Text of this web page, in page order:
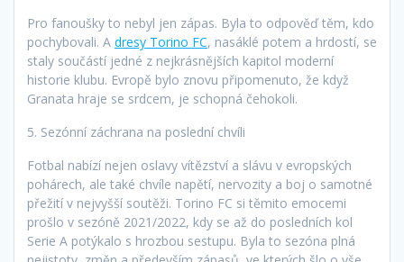
Pro fanoušky to nebyl jen zápas. Byla to odpověď těm, kdo
pochybovali. A dresy Torino FC, nasáklé potem a hrdostí, se
staly součástí jedné z nejkrásnějších kapitol moderní
historie klubu. Evropě bylo znovu připomenuto, že když
Granata hraje se srdcem, je schopná čehokoli.
5. Sezónní záchrana na poslední chvíli
Fotbal nabízí nejen oslavy vítězství a slávu v evropských
pohárech, ale také chvíle napětí, nervozity a boj o samotné
přežití v nejvyšší soutěži. Torino FC si těmito emocemi
prošlo v sezóně 2021/2022, kdy se až do posledních kol
Serie A potýkalo s hrozbou sestupu. Byla to sezóna plná